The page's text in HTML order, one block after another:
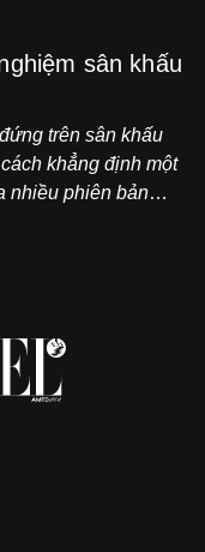
sân khấu
trên sân khấu
khẳng định một
nhiều phiên bản
risk" khác, ngoài